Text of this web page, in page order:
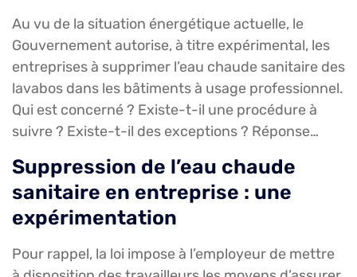
Au vu de la situation énergétique actuelle, le
Gouvernement autorise, à titre expérimental, les
entreprises à supprimer l’eau chaude sanitaire des
lavabos dans les bâtiments à usage professionnel.
Qui est concerné ? Existe-t-il une procédure à
suivre ? Existe-t-il des exceptions ? Réponse…
Suppression de l’eau chaude
sanitaire en entreprise : une
expérimentation
Pour rappel, la loi impose à l’employeur de mettre